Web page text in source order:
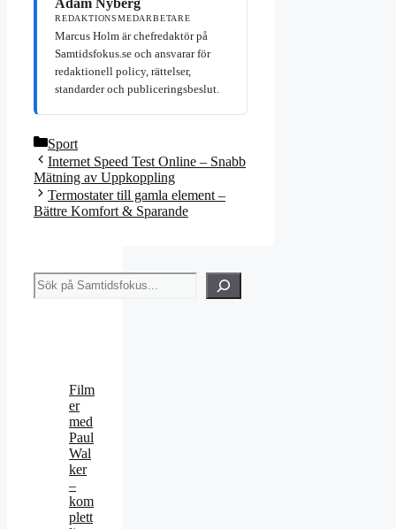
REDAKTIONSMEDARBETARE
Marcus Holm är chefredaktör på
Samtidsfokus.se och ansvarar för
redaktionell policy, rättelser,
standarder och publiceringsbeslut.
Kategorier
Sport
Internet Speed Test Online – Snabb
Mätning av Uppkoppling
Termostater till gamla element –
Bättre Komfort & Sparande
Sök
Film
er
med
Paul
Wal
ker
–
kom
plett